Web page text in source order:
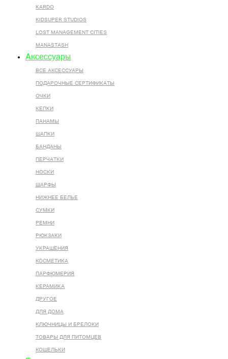
KARDO
KIDSUPER STUDIOS
LOST MANAGEMENT CITIES
MANASTASH
Аксессуары
ВСЕ AКСЕССУАРЫ
ПОДАРОЧНЫЕ СЕРТИФИКАТЫ
ОЧКИ
КЕПКИ
ПАНАМЫ
ШАПКИ
БАНДАНЫ
ПЕРЧАТКИ
НОСКИ
ШАРФЫ
НИЖНЕЕ БЕЛЬЕ
СУМКИ
РЕМНИ
РЮКЗАКИ
УКРАШЕНИЯ
КОСМЕТИКА
ПАРФЮМЕРИЯ
КЕРАМИКА
ДРУГОЕ
ДЛЯ ДОМА
КЛЮЧНИЦЫ И БРЕЛОКИ
ТОВАРЫ ДЛЯ ПИТОМЦЕВ
КОШЕЛЬКИ